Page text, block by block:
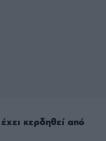
έχει κερδηθεί από